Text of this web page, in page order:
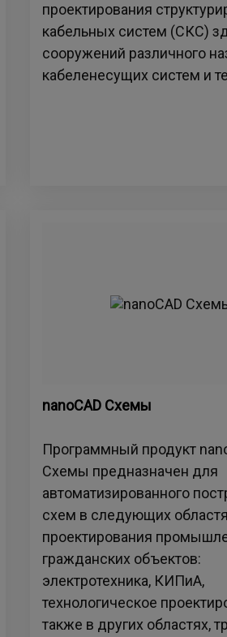
проектирования
кабельных систем (СКС)
сооружений различного
кабеленесущих систем и
nanoCAD Схемы
Программный продукт
Схемы предназначен для
автоматизированного
схем в следующих
проектирования
гражданских объектов:
электротехника, КИПиА,
технологическое
также в других областях,